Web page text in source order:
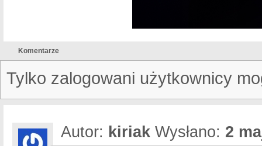
Komentarze
Tylko zalogowani użytkownicy
Autor: kiriak Wysłano: 2